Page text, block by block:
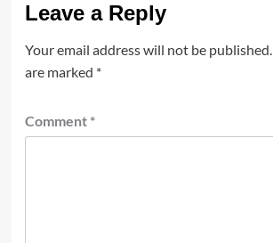
Leave a Reply
Your email address will not be published.
are marked *
Comment *